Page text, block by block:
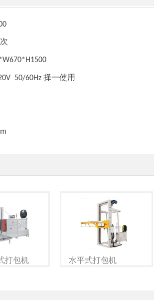
次
50/60Hz 择一使用
打包机 水平式打包机